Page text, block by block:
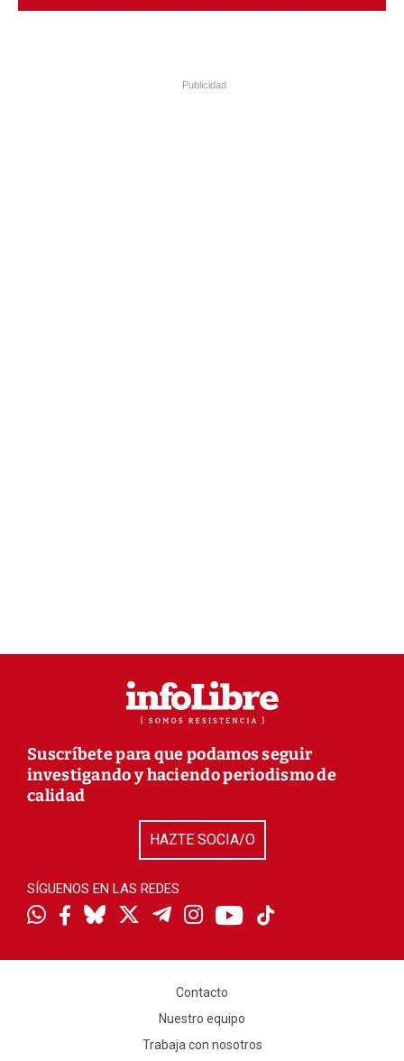
Publicidad
Suscríbete para que podamos seguir
investigando y haciendo periodismo de
calidad
HAZTE SOCIA/O
SÍGUENOS EN LAS REDES
Contacto
Nuestro equipo
Trabaja con nosotros